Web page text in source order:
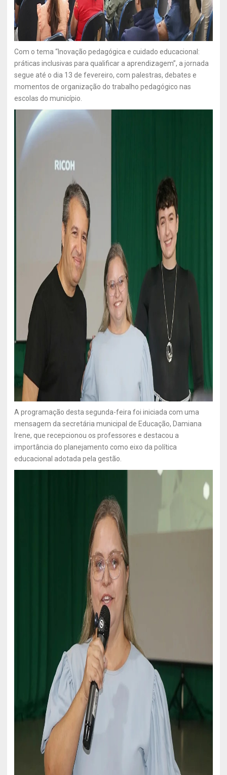
Com o tema “Inovação pedagógica e cuidado educacional:
práticas inclusivas para qualificar a aprendizagem”, a jornada
segue até o dia 13 de fevereiro, com palestras, debates e
momentos de organização do trabalho pedagógico nas
escolas do município.
A programação desta segunda-feira foi iniciada com uma
mensagem da secretária municipal de Educação, Damiana
Irene, que recepcionou os professores e destacou a
importância do planejamento como eixo da política
educacional adotada pela gestão.